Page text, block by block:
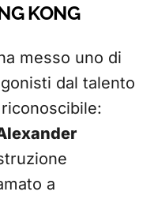
KONG
messo uno di
dal talento
a